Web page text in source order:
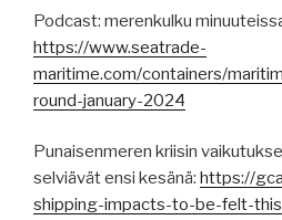
Podcast: merenkulku
https://www.seatrade-
maritime.com/containers/
round-january-2024
Punaisenmeren kriisin
selviävät ensi kesänä: https://
shipping-impacts-to-be-felt-